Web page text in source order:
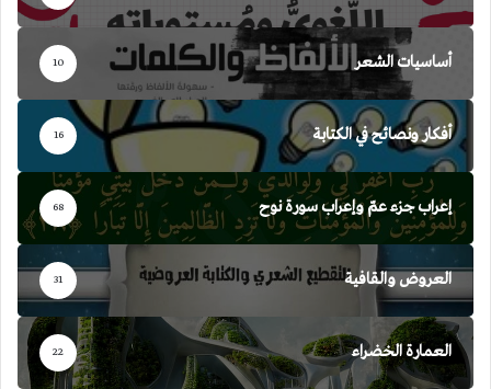
أساسيات الشعر 10
أفكار ونصائح في الكتابة 16
إعراب جزء عمّ وإعراب سورة نوح 68
العروض والقافية 31
العمارة الخضراء 22